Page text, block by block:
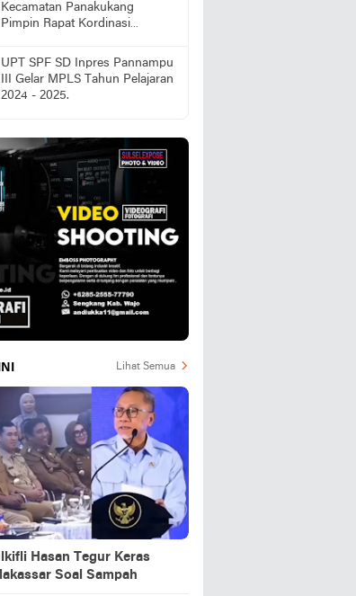
Kecamatan Panakukang
Pimpin Rapat Kordinasi
Stunting
UPT SPF SD Inpres Pannampu
III Gelar MPLS Tahun Pelajaran
2024 - 2025.
Lihat Semua
Hasan Tegur Keras
Soal Sampah